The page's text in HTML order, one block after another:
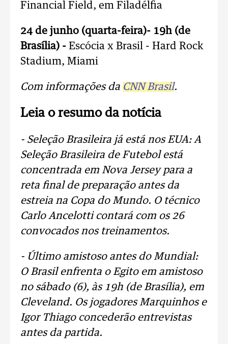
Financial Field, em Filadélfia
24 de junho (quarta-feira)- 19h (de
Brasília) - Escócia x Brasil - Hard Rock
Stadium, Miami
Com informações da CNN Brasil.
Leia o resumo da notícia
- Seleção Brasileira já está nos EUA: A
Seleção Brasileira de Futebol está
concentrada em Nova Jersey para a
reta final de preparação antes da
estreia na Copa do Mundo. O técnico
Carlo Ancelotti contará com os 26
convocados nos treinamentos.
- Último amistoso antes do Mundial:
O Brasil enfrenta o Egito em amistoso
no sábado (6), às 19h (de Brasília), em
Cleveland. Os jogadores Marquinhos e
Igor Thiago concederão entrevistas
antes da partida.